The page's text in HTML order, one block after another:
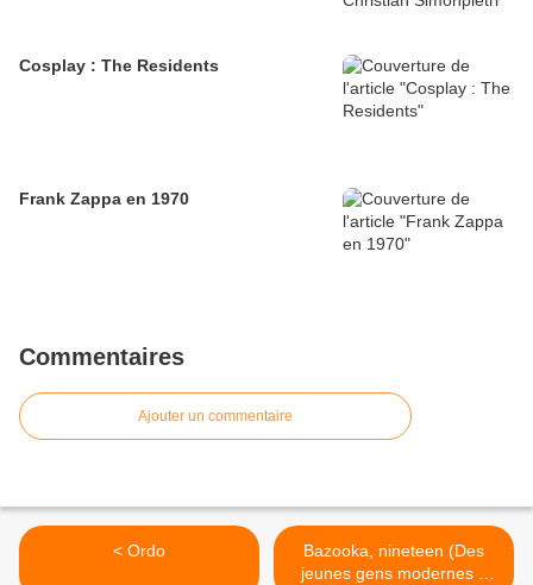
Cosplay : The Residents
Frank Zappa en 1970
Commentaires
Ajouter un commentaire
< Ordo
Bazooka, nineteen (Des
jeunes gens modernes à